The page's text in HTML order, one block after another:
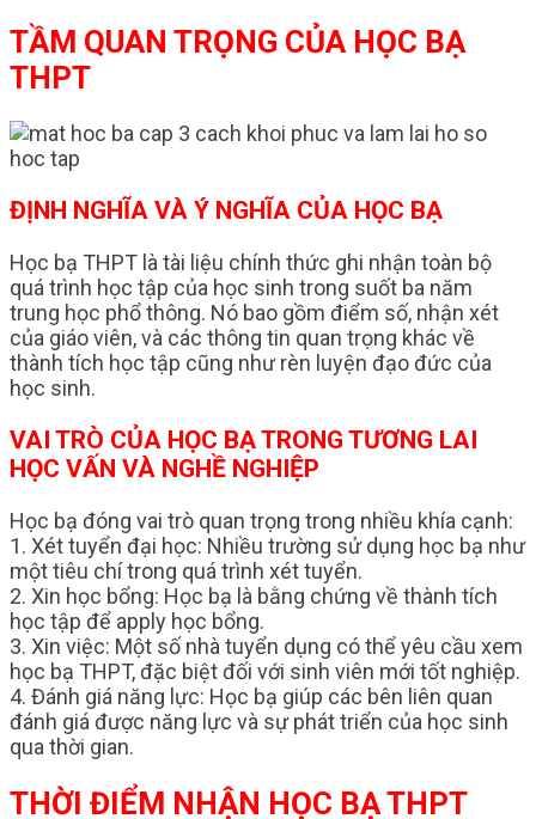
TẦM QUAN TRỌNG CỦA HỌC BẠ
THPT
ĐỊNH NGHĨA VÀ Ý NGHĨA CỦA HỌC BẠ
Học bạ THPT là tài liệu chính thức ghi nhận toàn bộ
quá trình học tập của học sinh trong suốt ba năm
trung học phổ thông. Nó bao gồm điểm số, nhận xét
của giáo viên, và các thông tin quan trọng khác về
thành tích học tập cũng như rèn luyện đạo đức của
học sinh.
VAI TRÒ CỦA HỌC BẠ TRONG TƯƠNG LAI
HỌC VẤN VÀ NGHỀ NGHIỆP
Học bạ đóng vai trò quan trọng trong nhiều khía cạnh:
1. Xét tuyển đại học: Nhiều trường sử dụng học bạ như
một tiêu chí trong quá trình xét tuyển.
2. Xin học bổng: Học bạ là bằng chứng về thành tích
học tập để apply học bổng.
3. Xin việc: Một số nhà tuyển dụng có thể yêu cầu xem
học bạ THPT, đặc biệt đối với sinh viên mới tốt nghiệp.
4. Đánh giá năng lực: Học bạ giúp các bên liên quan
đánh giá được năng lực và sự phát triển của học sinh
qua thời gian.
THỜI ĐIỂM NHẬN HỌC BẠ THPT